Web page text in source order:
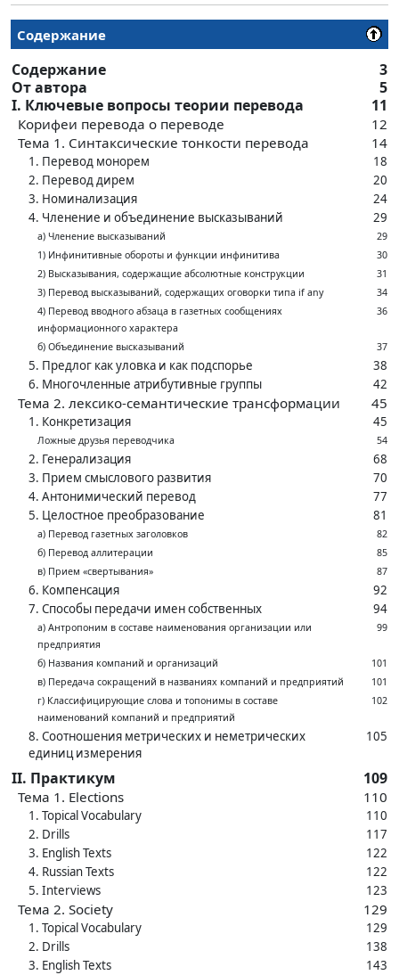
Содержание
Содержание
3
От автора
5
I. Ключевые вопросы теории перевода
11
Корифеи перевода о переводе
12
Тема 1. Синтаксические тонкости перевода
14
1. Перевод монорем
18
2. Перевод дирем
20
3. Номинализация
24
4. Членение и объединение высказываний
29
а) Членение высказываний
29
1) Инфинитивные обороты и функции инфинитива
30
2) Высказывания, содержащие абсолютные конструкции
31
3) Перевод высказываний, содержащих оговорки типа if any
34
4) Перевод вводного абзаца в газетных сообщениях
информационного характера
36
б) Объединение высказываний 37
5. Предлог как уловка и как подспорье
38
6. Многочленные атрибутивные группы
42
Тема 2. лексико-семантические трансформации 45
1. Конкретизация 45
Ложные друзья переводчика 54
2. Генерализация
68
3. Прием смыслового развития
70
4. Антонимический перевод
77
5. Целостное преобразование
81
а) Перевод газетных заголовков
82
б) Перевод аллитерации
85
в) Прием «свертывания»
87
6. Компенсация
92
7. Способы передачи имен собственных
94
а) Антропоним в составе наименования организации или
предприятия
99
б) Названия компаний и организаций
101
в) Передача сокращений в названиях компаний и предприятий
101
г) Классифицирующие слова и топонимы в составе
наименований компаний и предприятий
102
8. Соотношения метрических и неметрических
единиц измерения
105
II. Практикум 109
Тема 1. Elections 110
1. Topical Vocabulary
110
2. Drills
117
3. English Texts
122
4. Russian Texts
122
5. Interviews
123
Тема 2. Society 129
1. Topical Vocabulary
129
2. Drills
138
3. English Texts
143